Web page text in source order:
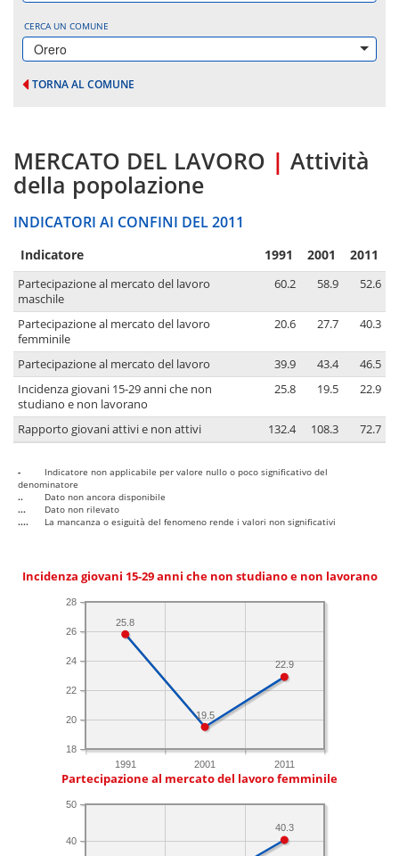
CERCA UN COMUNE
Orero
TORNA AL COMUNE
MERCATO DEL LAVORO | Attività
della popolazione
INDICATORI AI CONFINI DEL 2011
Indicatore 1991 2001 2011
Partecipazione al mercato del lavoro
maschile
60.2 58.9 52.6
Partecipazione al mercato del lavoro
femminile
20.6 27.7 40.3
Partecipazione al mercato del lavoro 39.9 43.4
46.5
Incidenza giovani 15-29 anni che non
studiano e non lavorano
25.8 19.5 22.9
Rapporto giovani attivi e non attivi 132.4 108.3 72.7
-
Indicatore non applicabile per valore nullo o poco significativo del
denominatore
..
Dato non ancora disponibile
...
Dato non rilevato
....
La mancanza o esiguità del fenomeno rende i valori non significativi
Incidenza giovani 15-29 anni che non studiano e non lavorano
1991 2001 2011
18
20
22
24
26
28
22.9
19.5
25.8
Partecipazione al mercato del lavoro femminile
40
50
40.3